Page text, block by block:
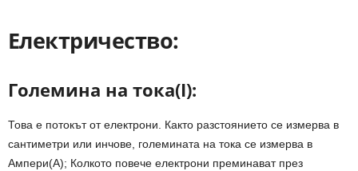
Електричество:
Големина на тока(I):
Това е потокът от електрони. Както разстоянието се измерва в
сантиметри или инчове, големината на тока се измерва в
Ампери(А); Колкото повече електрони преминават през